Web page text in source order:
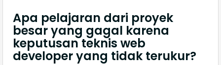
Apa pelajaran dari proyek
besar yang gagal karena
keputusan teknis web
developer yang tidak terukur?